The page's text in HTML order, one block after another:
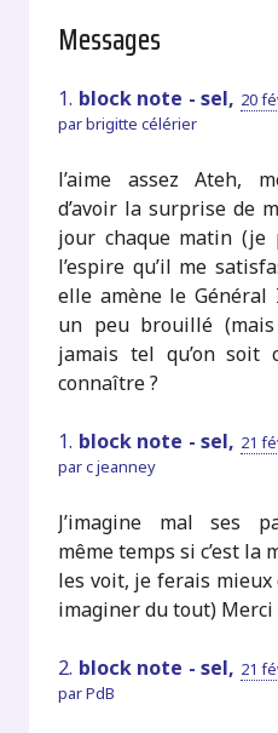
Messages
1. block note - sel, 20
parbrigitte célérier
l’aime assez Ateh,
d’avoir la surprise de
jour chaque matin (je
l’espire qu’il me
elle amène le Général
un peu brouillé
jamais tel qu’on soit
connaître ?
1. block note - sel, 21
parc jeanney
J’imagine mal ses
même temps si c’est la
les voit, je ferais mieux
imaginer du tout)
2. block note - sel, 21
parPdB